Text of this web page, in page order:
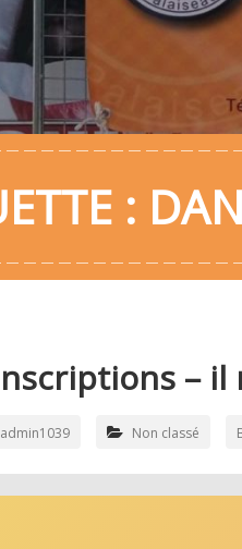
:
– il
admin1039 Non classé